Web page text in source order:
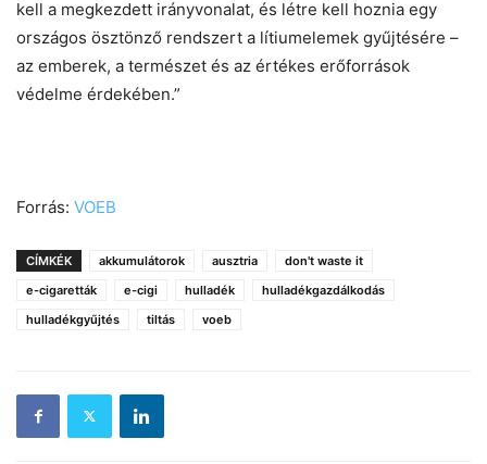
kell a megkezdett irányvonalat, és létre kell hoznia egy
országos ösztönző rendszert a lítiumelemek gyűjtésére –
az emberek, a természet és az értékes erőforrások
védelme érdekében.”
Forrás: VOEB
CÍMKÉK akkumulátorok ausztria
don't waste it
e-cigaretták
e-cigi hulladék
hulladékgazdálkodás
hulladékgyűjtés
tiltás voeb